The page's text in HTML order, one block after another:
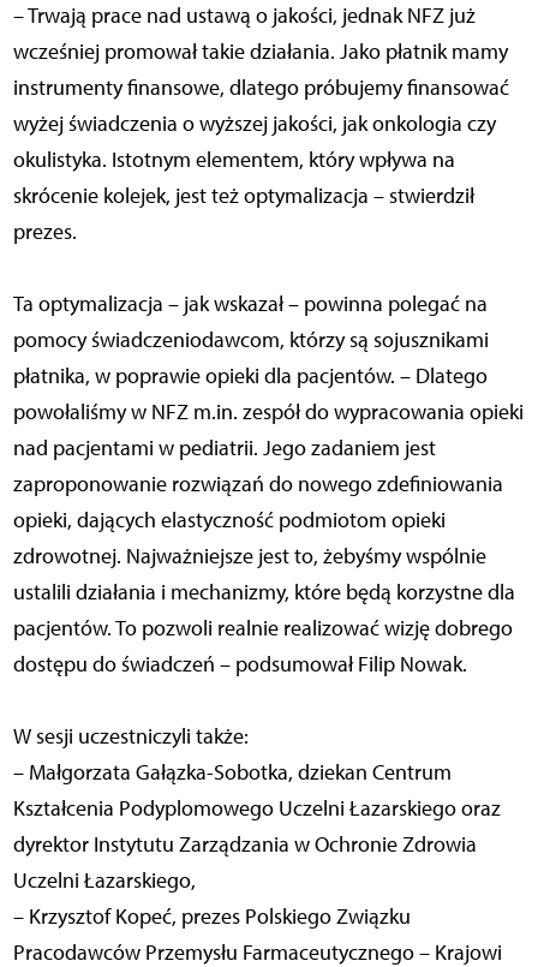
– Trwają prace nad ustawą o jakości, jednak NFZ już
wcześniej promował takie działania. Jako płatnik mamy
instrumenty finansowe, dlatego próbujemy finansować
wyżej świadczenia o wyższej jakości, jak onkologia czy
okulistyka. Istotnym elementem, który wpływa na
skrócenie kolejek, jest też optymalizacja – stwierdził
prezes.
Ta optymalizacja – jak wskazał – powinna polegać na
pomocy świadczeniodawcom, którzy są sojusznikami
płatnika, w poprawie opieki dla pacjentów. – Dlatego
powołaliśmy w NFZ m.in. zespół do wypracowania opieki
nad pacjentami w pediatrii. Jego zadaniem jest
zaproponowanie rozwiązań do nowego zdefiniowania
opieki, dających elastyczność podmiotom opieki
zdrowotnej. Najważniejsze jest to, żebyśmy wspólnie
ustalili działania i mechanizmy, które będą korzystne dla
pacjentów. To pozwoli realnie realizować wizję dobrego
dostępu do świadczeń – podsumował Filip Nowak.
W sesji uczestniczyli także:
– Małgorzata Gałązka-Sobotka, dziekan Centrum
Kształcenia Podyplomowego Uczelni Łazarskiego oraz
dyrektor Instytutu Zarządzania w Ochronie Zdrowia
Uczelni Łazarskiego,
– Krzysztof Kopeć, prezes Polskiego Związku
Pracodawców Przemysłu Farmaceutycznego – Krajowi